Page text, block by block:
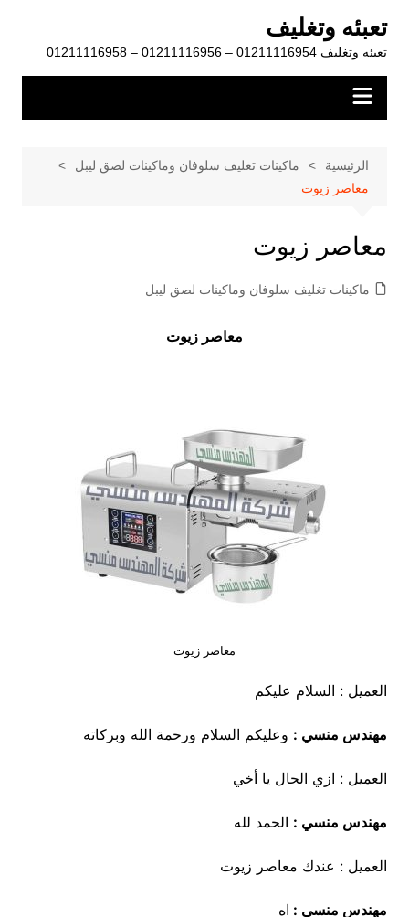
المحتوى
تعبئه وتغليف
تعبئه وتغليف 01211116954 – 01211116956 – 01211116958
الرئيسية
ماكينات تغليف سلوفان وماكينات لصق ليبل
معاصر زيوت
معاصر زيوت
ماكينات تغليف سلوفان وماكينات لصق ليبل
معاصر زيوت
معاصر زيوت
العميل : السلام عليكم
مهندس منسي : وعليكم السلام ورحمة الله وبركاته
العميل : ازي الحال يا أخي
مهندس منسي : الحمد لله
العميل : عندك معاصر زيوت
مهندس منسي : اه